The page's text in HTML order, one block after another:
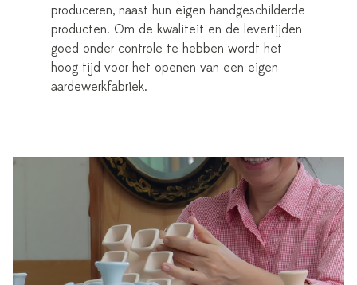
produceren, naast hun eigen handgeschilderde
producten. Om de kwaliteit en de levertijden
goed onder controle te hebben wordt het
hoog tijd voor het openen van een eigen
aardewerkfabriek.